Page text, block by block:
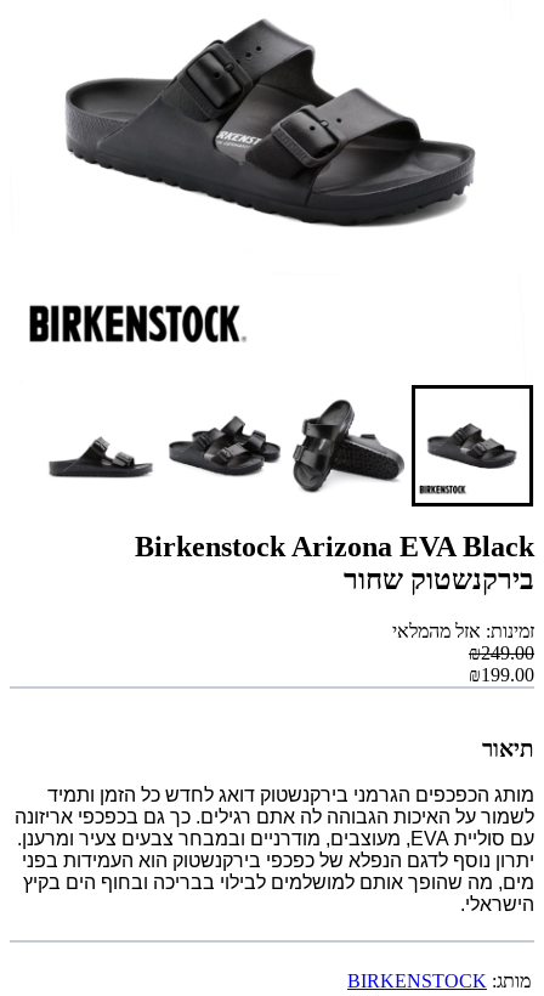
Birkenstock Arizona EVA Black
בירקנשטוק שחור
זמינות: אזל מהמלאי
₪249.00
₪199.00
תיאור
מותג הכפכפים הגרמני בירקנשטוק דואג לחדש כל הזמן ותמיד
לשמור על האיכות הגבוהה לה אתם רגילים. כך גם בכפכפי אריזונה
עם סוליית EVA, מעוצבים, מודרניים ובמבחר צבעים צעיר ומרענן.
יתרון נוסף לדגם הנפלא של כפכפי בירקנשטוק הוא העמידות בפני
מים, מה שהופך אותם למושלמים לבילוי בבריכה ובחוף הים בקיץ
הישראלי.
מותג: BIRKENSTOCK